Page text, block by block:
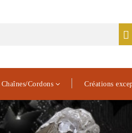
Chaînes/Cordons Créations